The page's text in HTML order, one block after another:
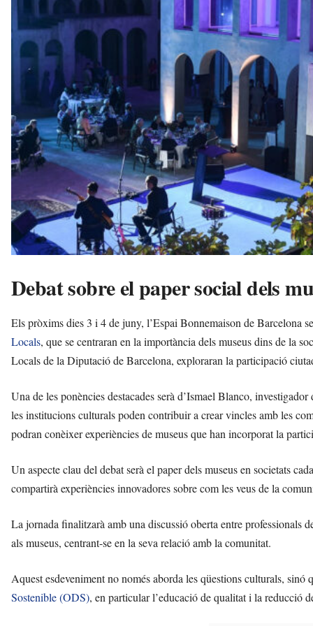
Debat sobre el paper social dels
Els pròxims dies 3 i 4 de juny, l’Espai Bonnemaison de Barcelona
Locals, que se centraran en la importància dels museus dins de la
Locals de la Diputació de Barcelona, exploraran la participació
Una de les ponències destacades serà d’Ismael Blanco,
les institucions culturals poden contribuir a crear vincles amb les
podran conèixer experiències de museus que han incorporat la
Un aspecte clau del debat serà el paper dels museus en societats
compartirà experiències innovadores sobre com les veus de la
La jornada finalitzarà amb una discussió oberta entre professionals
als museus, centrant-se en la seva relació amb la comunitat.
Aquest esdeveniment no només aborda les qüestions culturals, sinó
Sostenible (ODS), en particular l’educació de qualitat i la reducció